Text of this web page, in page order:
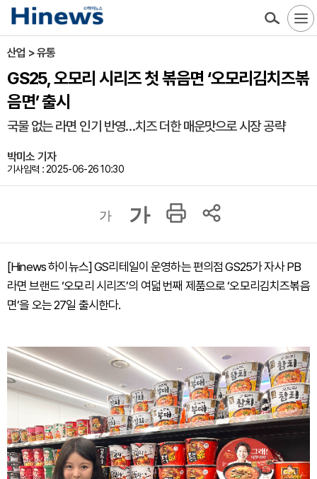
산업 > 유통
GS25, 오모리 시리즈 첫 볶음면 ‘오모리김치즈볶
음면’ 출시
국물 없는 라면 인기 반영…치즈 더한 매운맛으로 시장 공략
박미소 기자
기사입력 : 2025-06-26 10:30
가 가
[Hinews 하이뉴스] GS리테일이 운영하는 편의점 GS25가 자사 PB
라면 브랜드 ‘오모리 시리즈’의 여덟 번째 제품으로 ‘오모리김치즈볶음
면’을 오는 27일 출시한다.